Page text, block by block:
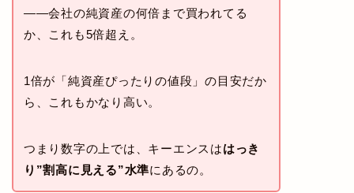
——会社の純資産の何倍まで買われてる
か、これも5倍超え。
1倍が「純資産ぴったりの値段」の目安だか
ら、これもかなり高い。
つまり数字の上では、キーエンスははっき
り”割高に見える”水準にあるの。